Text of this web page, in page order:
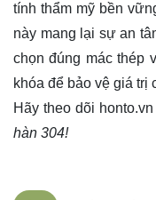
tính thẩm mỹ bền
này mang lại sự an
chọn đúng mác thép
khóa để bảo vệ giá trị
Hãy theo dõi honto.vn
hàn 304!